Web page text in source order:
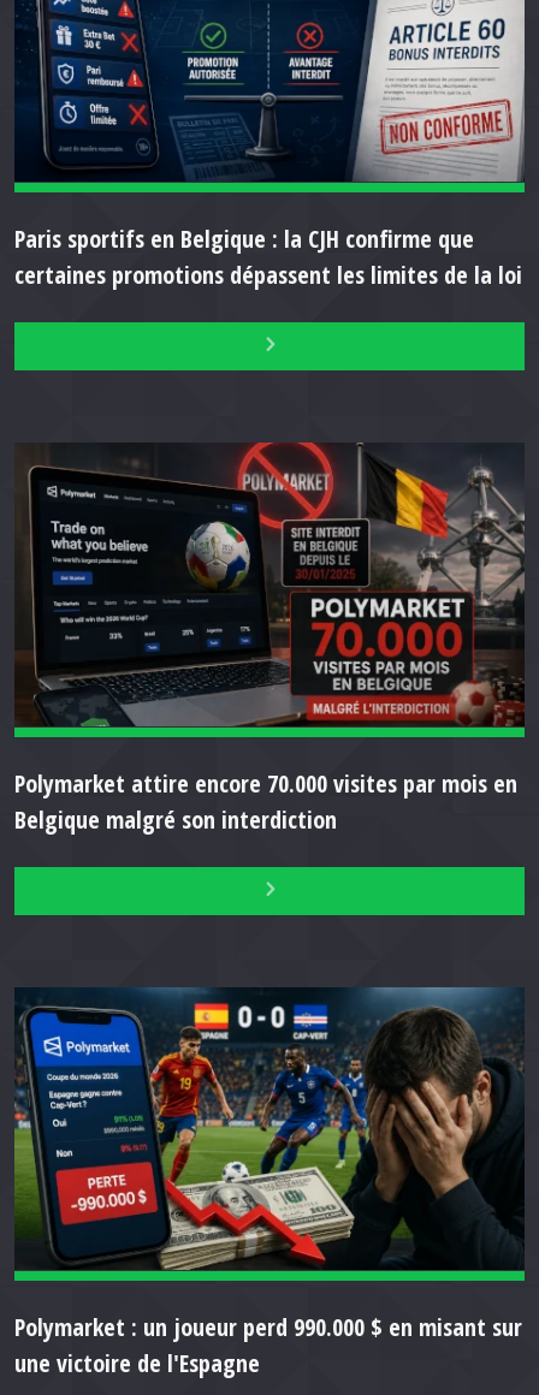
Paris sportifs en Belgique : la CJH confirme que
certaines promotions dépassent les limites de la loi
Polymarket attire encore 70.000 visites par mois en
Belgique malgré son interdiction
Polymarket : un joueur perd 990.000 $ en misant sur
une victoire de l'Espagne